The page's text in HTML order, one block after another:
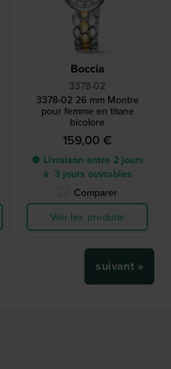
Boccia
3378-02
3378-02 26 mm Montre
pour femme en titane
bicolore
159,00 €
● Livraison entre 2 jours
à 3 jours ouvrables
Comparer
Voir les produits
suivant »